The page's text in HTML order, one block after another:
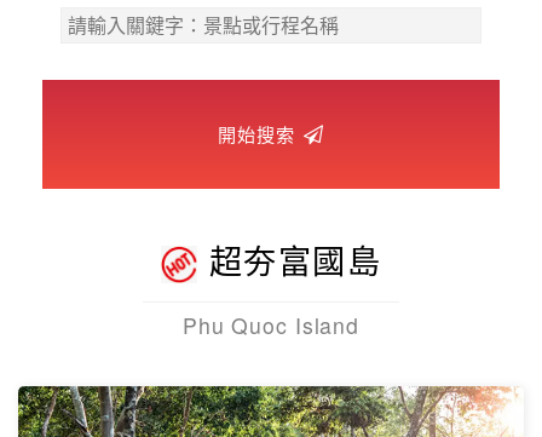
歐洲之旅
開始搜索
超夯富國島
Phu Quoc Island